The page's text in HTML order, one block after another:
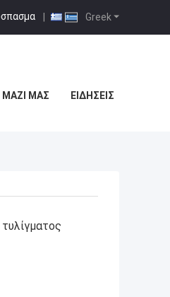
Greek
|
ΜΑΖΊ ΜΑΣ ΕΙΔΉΣΕΙΣ